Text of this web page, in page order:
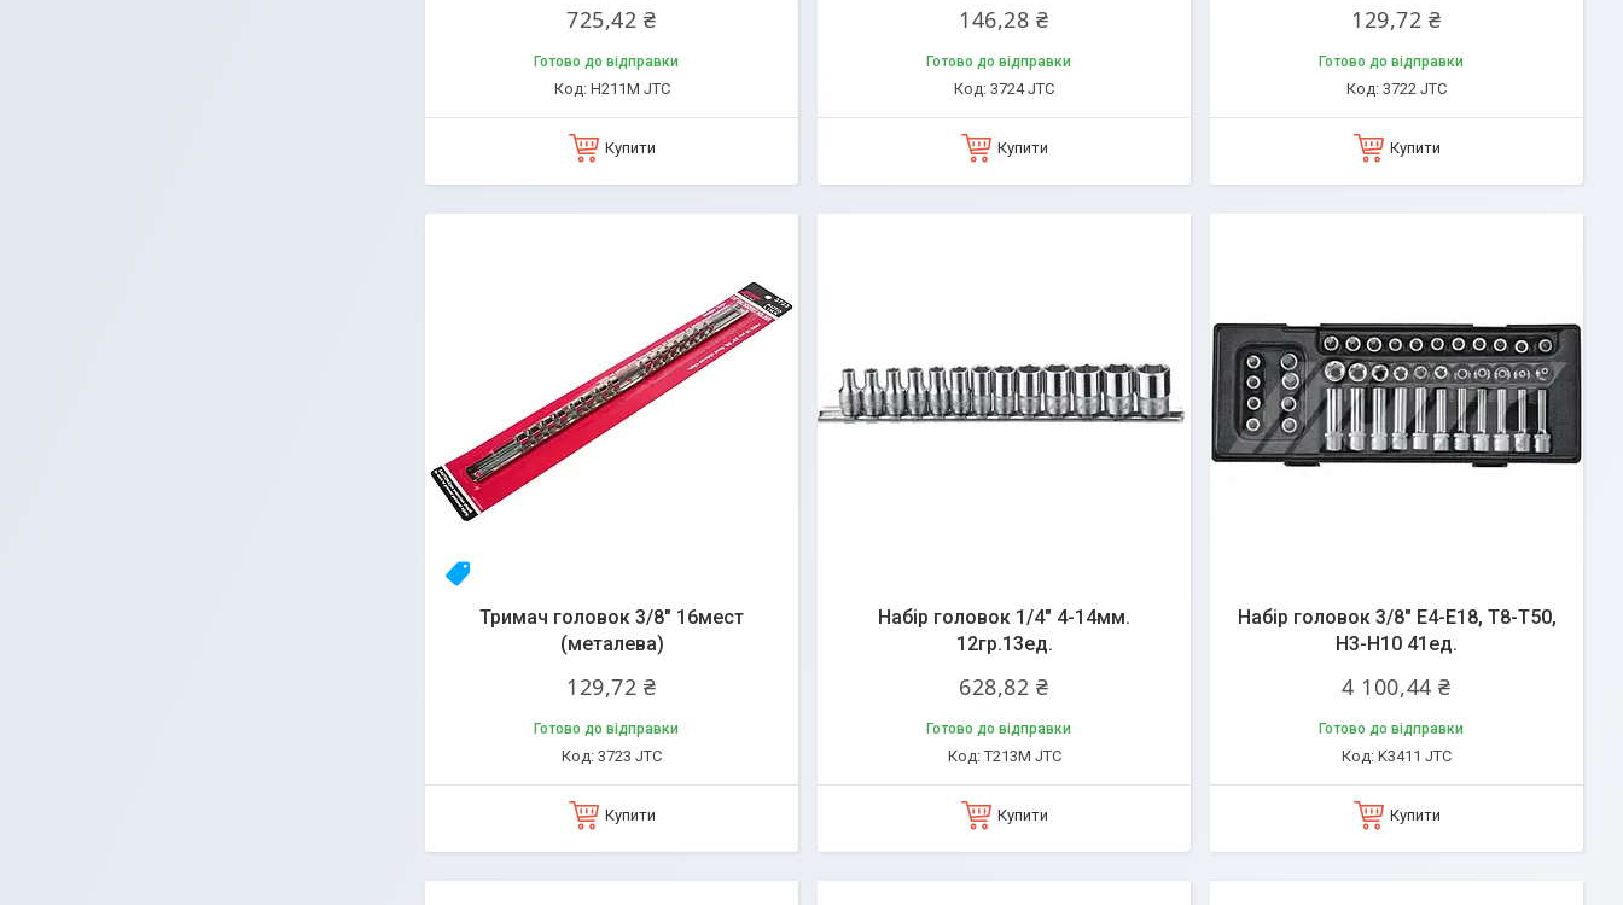
725,42 ₴
Готово до відправки
H211M JTC
Купити
146,28 ₴
Готово до відправки
3724 JTC
Купити
129,72 ₴
Готово до відправки
3722 JTC
Купити
Тримач головок 3/8" 16мест
(металева)
129,72 ₴
Готово до відправки
3723 JTC
Купити
Набір головок 1/4" 4-14мм.
12гр.13ед.
628,82 ₴
Готово до відправки
T213M JTC
Купити
Набір головок 3/8" E4-E18, T8-T50,
H3-H10 41ед.
4 100,44 ₴
Готово до відправки
K3411 JTC
Купити